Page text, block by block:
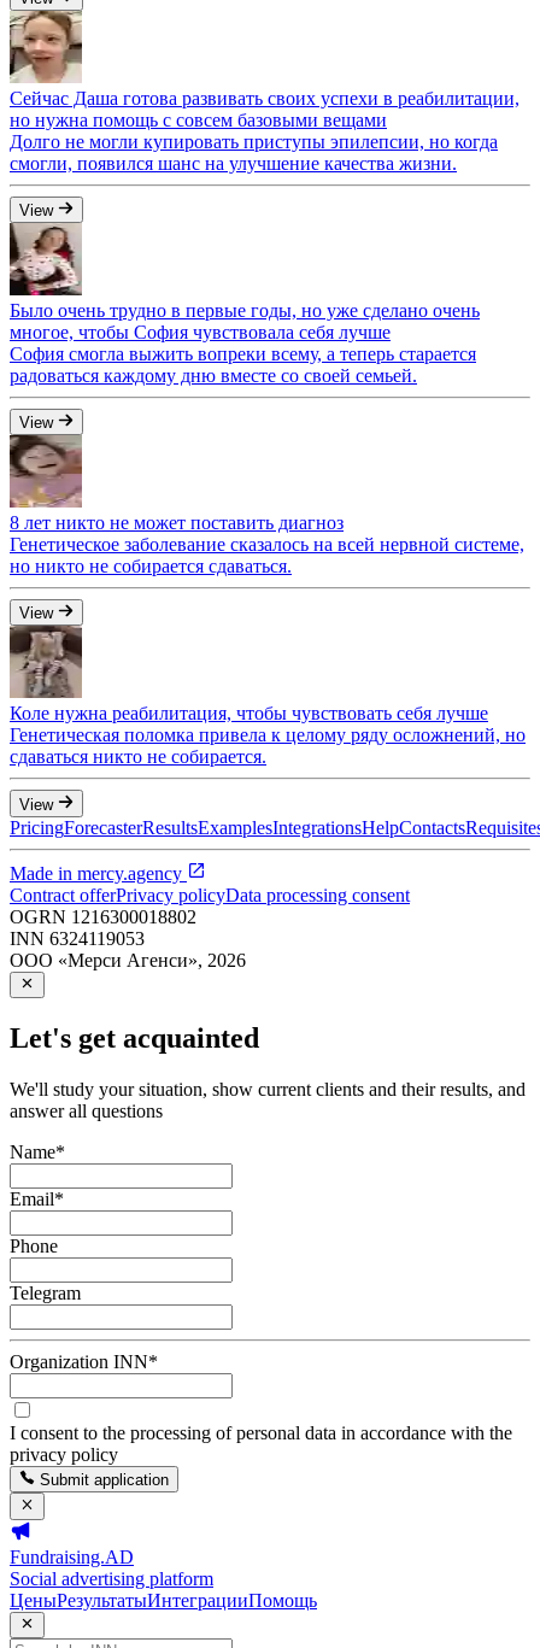
Сейчас Даша готова развивать своих успехи в реабилитации,
но нужна помощь с совсем базовыми вещами
Долго не могли купировать приступы эпилепсии, но когда
смогли, появился шанс на улучшение качества жизни.
View
Было очень трудно в первые годы, но уже сделано очень
многое, чтобы София чувствовала себя лучше
София смогла выжить вопреки всему, а теперь старается
радоваться каждому дню вместе со своей семьей.
View
8 лет никто не может поставить диагноз
Генетическое заболевание сказалось на всей нервной системе,
но никто не собирается сдаваться.
View
Коле нужна реабилитация, чтобы чувствовать себя лучше
Генетическая поломка привела к целому ряду осложнений, но
сдаваться никто не собирается.
View
PricingForecasterResultsExamplesIntegrationsHelpContacts
Made in mercy.agency
Contract offerPrivacy policyData processing consent
OGRN 1216300018802
INN 6324119053
ООО «Мерси Агенси», 2026
Let's get acquainted
We'll study your situation, show current clients and their results, and
answer all questions
Name*
Email*
Phone
Telegram
Organization INN*
I consent to the processing of personal data in accordance with the
privacy policy
Submit application
Fundraising.AD
Social advertising platform
ЦеныРезультатыИнтеграцииПомощь